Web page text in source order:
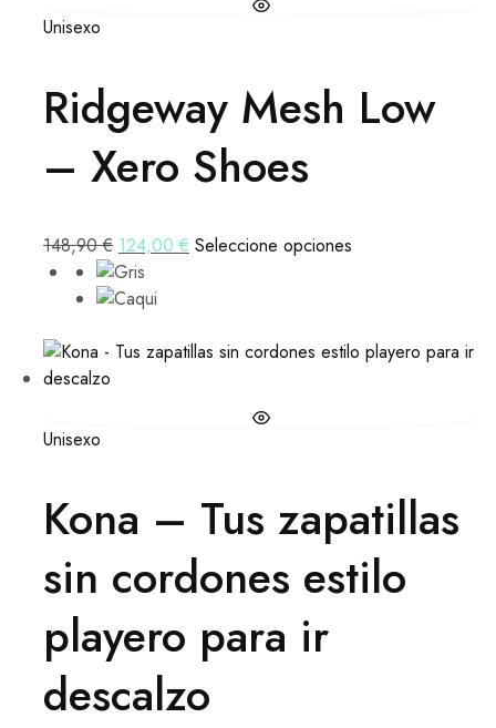
Unisexo
Ridgeway Mesh Low
– Xero Shoes
148,90€ 124,00 € Seleccione opciones
Unisexo
Kona – Tus zapatillas
sin cordones estilo
playero para ir
descalzo